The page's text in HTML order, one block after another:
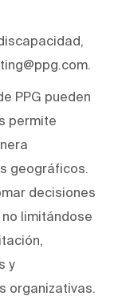
PPG pueden
permite
geográficos.
decisiones
limitándose
y
organizativas.